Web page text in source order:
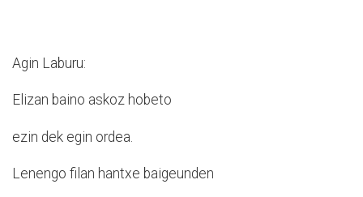
Agin Laburu:
Elizan baino askoz hobeto
ezin dek egin ordea.
Lenengo filan hantxe baigeunden